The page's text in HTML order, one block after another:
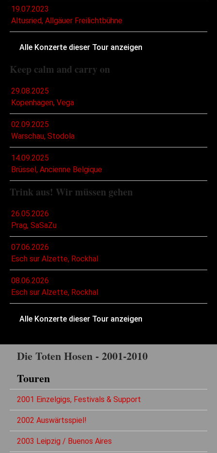
19.07.2023
Altusried, Allgäuer Freilichtbühne
Alle Konzerte dieser Tour anzeigen
Keep calm and carry on
29.08.2025
Kopenhagen, Vega
02.09.2025
Warschau, Stodola
14.09.2025
Brüssel, Ancienne Belgique
Trink aus! Wir müssen gehen
26.05.2026
Prag, SaSaZu
07.06.2026
Esch sur Alzette, Rockhal
08.06.2026
Esch sur Alzette, Rockhal
Alle Konzerte dieser Tour anzeigen
Die Toten Hosen - 2001-2010
Touren
2001 Einzelgigs, Festivals & Support
2002 Auswärtsspiel!
2003 Leipzig / Buenos Aires